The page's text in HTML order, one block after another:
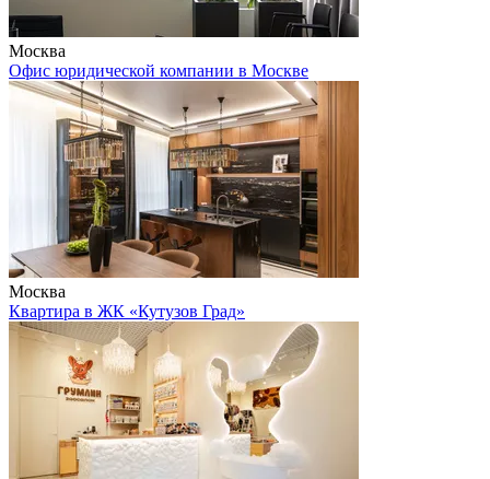
Москва
Офис юридической компании в Москве
Москва
Квартира в ЖК «Кутузов Град»